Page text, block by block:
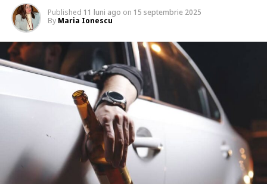
Published 11 luni ago on 15 septembrie 2025
By Maria Ionescu